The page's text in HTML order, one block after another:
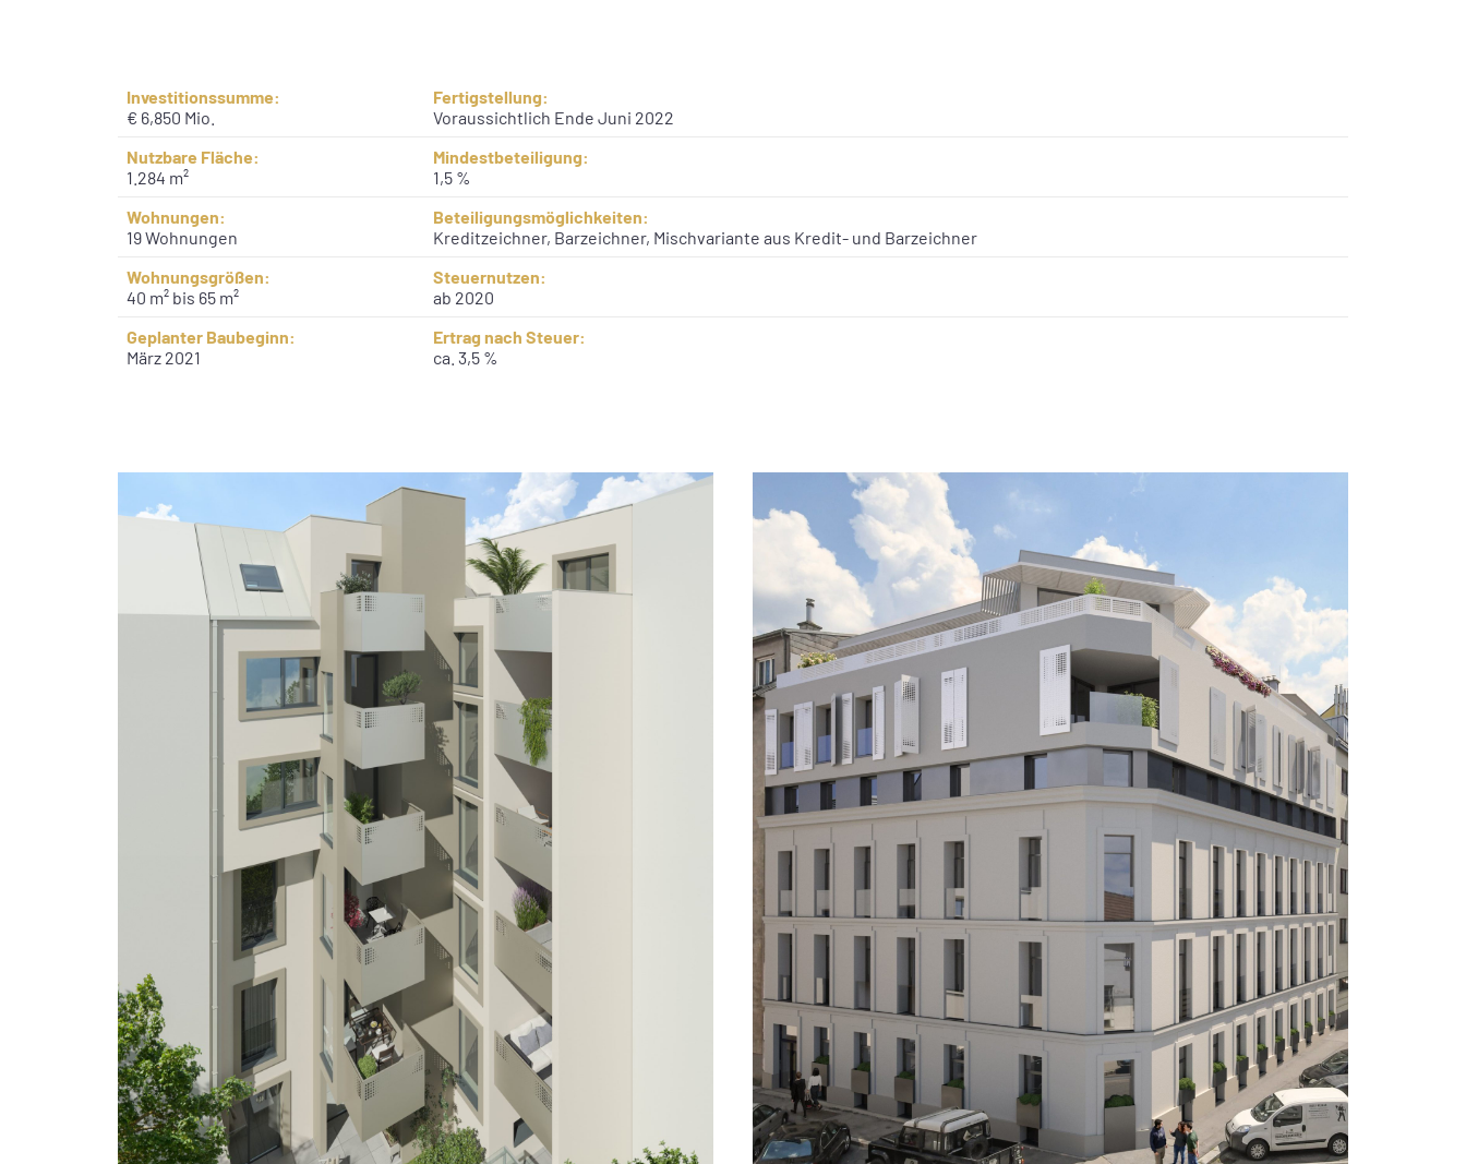
Investitionssumme:
€ 6,850 Mio.
Fertigstellung:
Voraussichtlich Ende Juni 2022
Nutzbare Fläche:
1.284 m²
Mindestbeteiligung:
1,5 %
Wohnungen:
19 Wohnungen
Beteiligungsmöglichkeiten:
Kreditzeichner, Barzeichner, Mischvariante aus Kredit- und Barzeichner
Wohnungsgrößen:
40 m² bis 65 m²
Steuernutzen:
ab 2020
Geplanter Baubeginn:
März 2021
Ertrag nach Steuer:
ca. 3,5 %